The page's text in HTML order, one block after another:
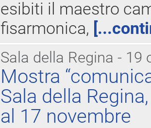
esibiti il maestro
fisarmonica,
Sala della Regina - 19
Mostra
Sala della
al 17 novembre